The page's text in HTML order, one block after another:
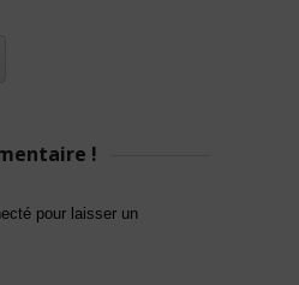
!
pour laisser un